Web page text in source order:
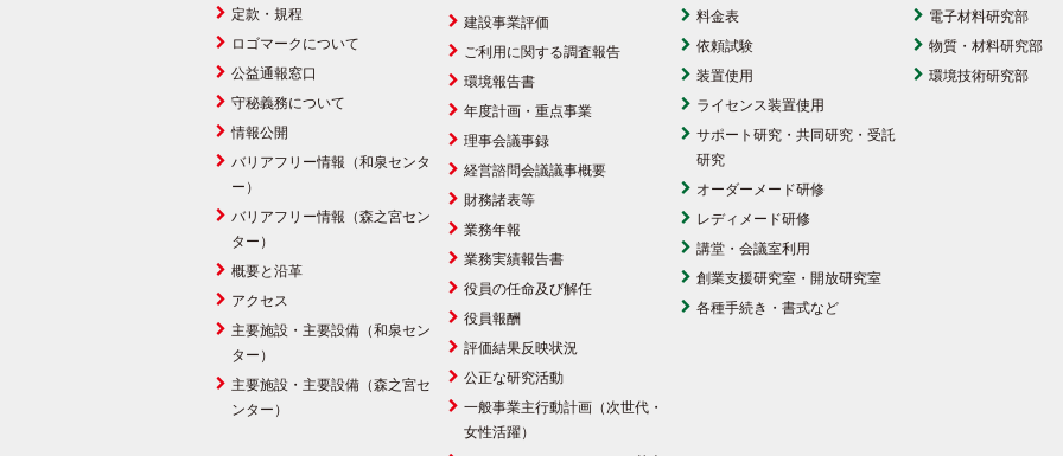
定款・規程
ロゴマークについて
公益通報窓口
守秘義務について
情報公開
バリアフリー情報（和泉センタ
ー）
バリアフリー情報（森之宮セン
ター）
概要と沿革
アクセス
主要施設・主要設備（和泉セン
ター）
主要施設・主要設備（森之宮セ
ンター）
建設事業評価
ご利用に関する調査報告
環境報告書
年度計画・重点事業
理事会議事録
経営諮問会議議事概要
財務諸表等
業務年報
業務実績報告書
役員の任命及び解任
役員報酬
評価結果反映状況
公正な研究活動
一般事業主行動計画（次世代・
女性活躍）
料金表
依頼試験
装置使用
ライセンス装置使用
サポート研究・共同研究・受託
研究
オーダーメード研修
レディメード研修
講堂・会議室利用
創業支援研究室・開放研究室
各種手続き・書式など
電子材料研究部
物質・材料研究部
環境技術研究部